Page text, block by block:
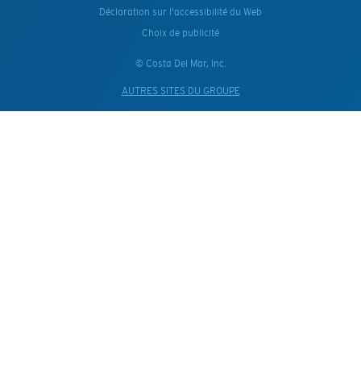
Déclaration sur l'accessibilité du Web
Choix de publicité
© Costa Del Mar, Inc.
AUTRES SITES DU GROUPE